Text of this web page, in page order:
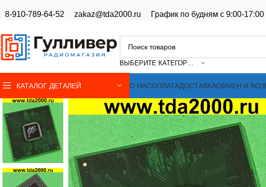
8-910-789-64-52 zakaz@tda2000.ru График по будням с 9:00-17:00
ВЫБЕРИТЕ КАТЕГОРИЮ
КАТАЛОГ ДЕТАЛЕЙ О НАСОПЛАТАДОСТАВКАОБМЕН И